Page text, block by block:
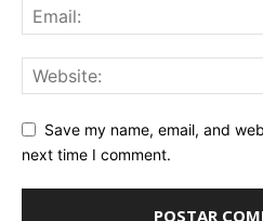
Save my name, email, and
next time I comment.